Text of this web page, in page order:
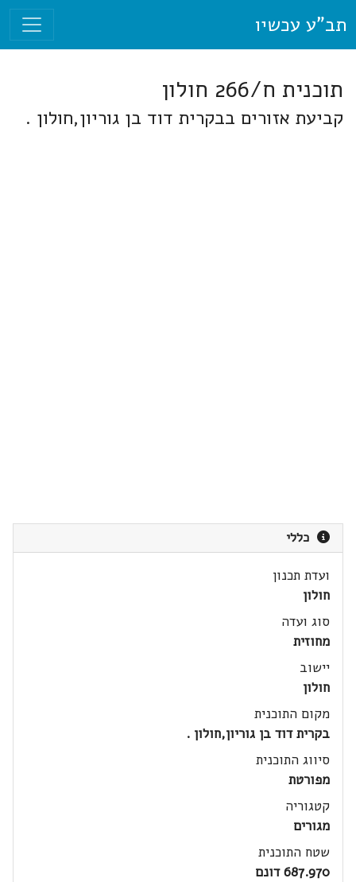
תב"ע עכשיו
תוכנית ח/266 חולון
קביעת אזורים בבקרית דוד בן גוריון,חולון .
כללי
ועדת תכנון
חולון
סוג ועדה
מחוזית
יישוב
חולון
מקום התוכנית
בקרית דוד בן גוריון,חולון .
סיווג התוכנית
מפורטת
קטגוריה
מגורים
שטח התוכנית
687.970 דונם